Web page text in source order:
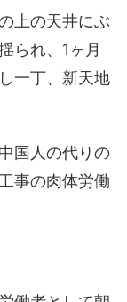
上の天井にぶ
られ、1ヶ月
一丁、新天地
国人の代りの
事の肉体労働